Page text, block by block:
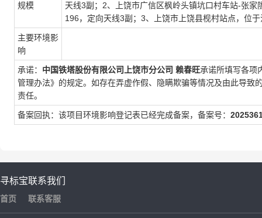
规模
天线3副；2、上饶市广信区枫岭头镇坑口村车站-张
196，定向天线3副；3、上饶市上饶县枧村站点，位
主要环境影
响
承诺： 中国铁塔股份有限公司上饶市分公司 赖春旺承诺所填写各项
管理办法》的规定。如存在弄虚作假、隐瞒欺骗等情况及由此导致
责任。
备案回执：该项目环境影响登记表已经完成备案，备案号：
寻标宝
首页
联系我们
联系客服